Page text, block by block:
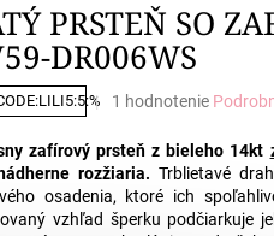
PRSTEŇ SO
DR006WS
Priemerné
produktu
je
5,0
z
1 hodnotenie
zafírový prsteň z bieleho 14kt
rozžiaria. Trblietavé
osadenia, ktoré ich
vzhľad šperku podčiarkuje